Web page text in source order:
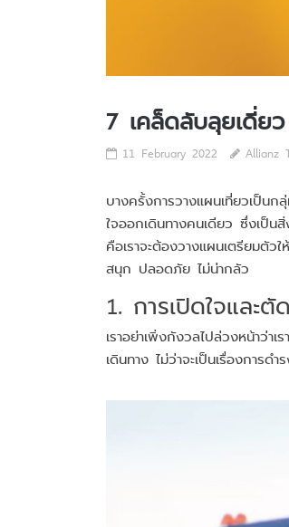
7 เคล็ดลับลุยเดี่ย
11 February 2022 Allianz
บางครั้งการวางแผนเที่ยวเป็น
ใจออกเดินทางคนเดียว ซึ่งเป็น
คือเราจะต้องวางแผนเตรียมตั
สนุก ปลอดภัย ไม่น่ากลัว
1. การเปิดใจและ
เราอย่าเพิ่งกังวลไปล่วงหน้าว่า
เดินทาง ไม่ว่าจะเป็นเรื่องการ